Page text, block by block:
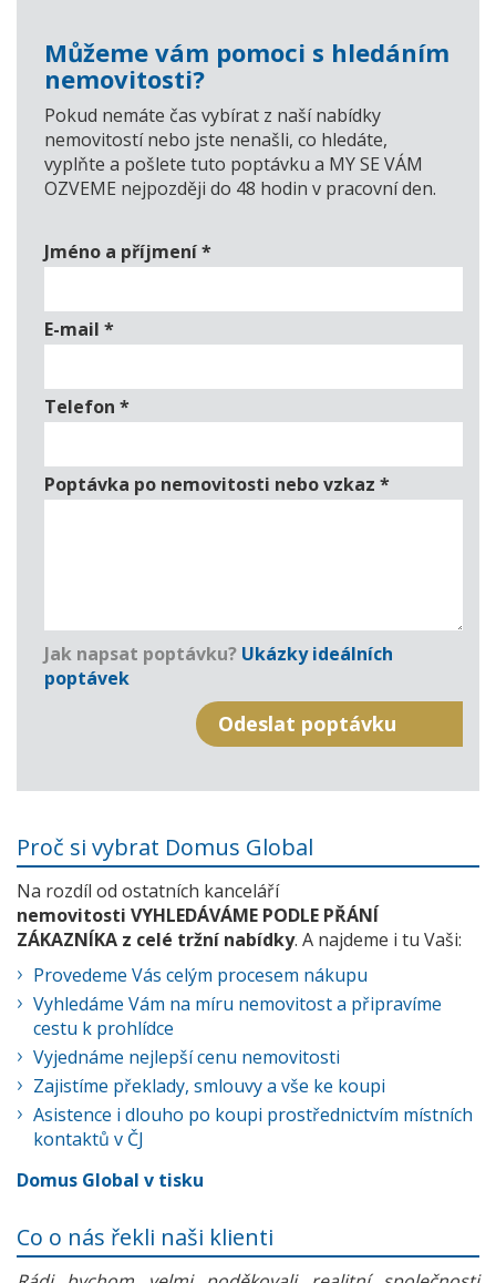
Můžeme vám pomoci s hledáním
nemovitosti?
Pokud nemáte čas vybírat z naší nabídky
nemovitostí nebo jste nenašli, co hledáte,
vyplňte a pošlete tuto poptávku a MY SE VÁM
OZVEME nejpozději do 48 hodin v pracovní den.
Jméno a příjmení*
E-mail *
Telefon *
Poptávka po nemovitosti nebo vzkaz *
Jak napsat poptávku? Ukázky ideálních
poptávek
Proč si vybrat Domus Global
Na rozdíl od ostatních kanceláří
nemovitosti VYHLEDÁVÁME PODLE PŘÁNÍ
ZÁKAZNÍKA z celé tržní nabídky. A najdeme i tu Vaši:
Provedeme Vás celým procesem nákupu
Vyhledáme Vám na míru nemovitost a připravíme
cestu k prohlídce
Vyjednáme nejlepší cenu nemovitosti
Zajistíme překlady, smlouvy a vše ke koupi
Asistence i dlouho po koupi prostřednictvím místních
kontaktů v ČJ
Domus Global v tisku
Co o nás řekli naši klienti